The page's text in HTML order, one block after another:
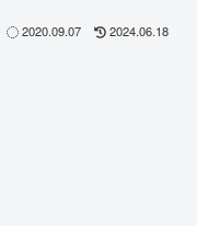
2020.09.07 2024.06.18